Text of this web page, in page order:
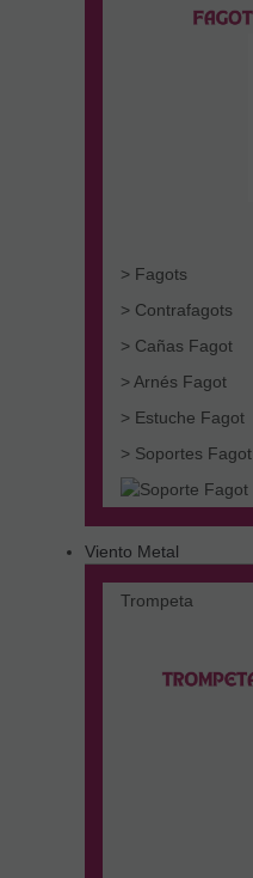
> Fagots
> Contrafagots
> Cañas Fagot
> Arnés Fagot
> Estuche Fagot
> Soportes Fagot
Viento Metal
Trompeta